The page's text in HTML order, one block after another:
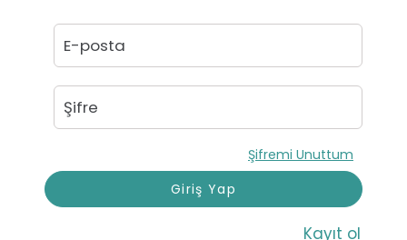
Şifremi Unuttum
Giriş Yap
Kayıt ol